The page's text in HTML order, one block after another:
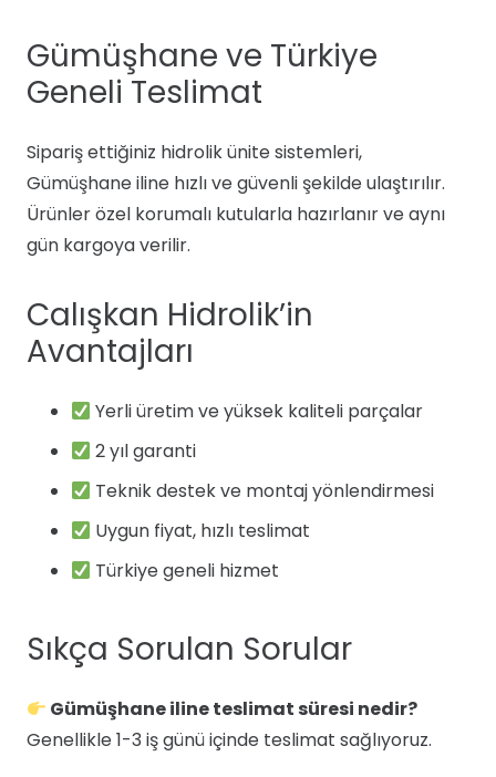
Gümüşhane ve Türkiye
Geneli Teslimat
Sipariş ettiğiniz hidrolik ünite sistemleri,
Gümüşhane iline hızlı ve güvenli şekilde ulaştırılır.
Ürünler özel korumalı kutularla hazırlanır ve aynı
gün kargoya verilir.
Calışkan Hidrolik’in
Avantajları
Yerli üretim ve yüksek kaliteli parçalar
2 yıl garanti
Teknik destek ve montaj yönlendirmesi
Uygun fiyat, hızlı teslimat
Türkiye geneli hizmet
Sıkça Sorulan Sorular
Gümüşhane iline teslimat süresi nedir?
Genellikle 1-3 iş günü içinde teslimat sağlıyoruz.